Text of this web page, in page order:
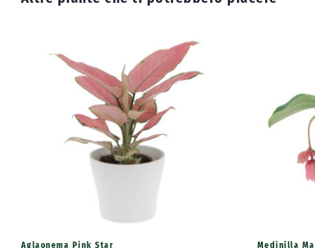
Aglaonema Pink Star Medinilla